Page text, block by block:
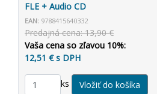
FLE + Audio CD
EAN: 9788415640332
Predajná cena: 13,90 €
Vaša cena so zľavou 10%:
12,51 € s DPH
ks